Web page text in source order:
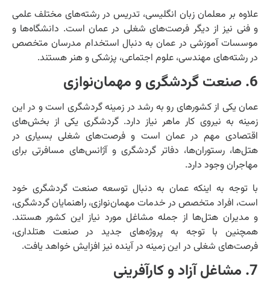
علاوه بر معلمان زبان انگلیسی، تدریس در رشته‌های مختلف علمی
و فنی نیز از دیگر فرصت‌های شغلی در عمان است. دانشگاه‌ها و
موسسات آموزشی در عمان به دنبال استخدام مدرسان متخصص
در رشته‌های مهندسی، علوم اجتماعی، پزشکی و هنر هستند.
6. صنعت گردشگری و مهمان‌نوازی
عمان یکی از کشورهای رو به رشد در زمینه گردشگری است و در این
زمینه به نیروی کار ماهر نیاز دارد. گردشگری یکی از بخش‌های
اقتصادی مهم در عمان است و فرصت‌های شغلی بسیاری در
هتل‌ها، رستوران‌ها، دفاتر گردشگری و آژانس‌های مسافرتی برای
مهاجران وجود دارد.
با توجه به اینکه عمان به دنبال توسعه صنعت گردشگری خود
است، افراد متخصص در خدمات مهمان‌نوازی، راهنمایان گردشگری،
و مدیران هتل‌ها از جمله مشاغل مورد نیاز این کشور هستند.
همچنین با توجه به پروژه‌های جدید در صنعت هتلداری،
فرصت‌های شغلی در این زمینه در آینده نیز افزایش خواهد یافت.
7. مشاغل آزاد و کارآفرینی